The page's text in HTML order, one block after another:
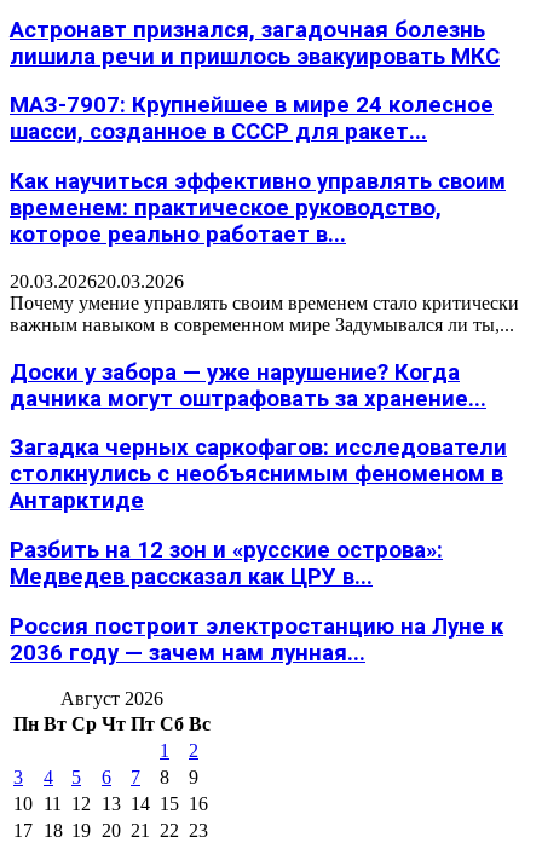
Астронавт признался, загадочная болезнь
лишила речи и пришлось эвакуировать МКС
МАЗ-7907: Крупнейшее в мире 24 колесное
шасси, созданное в СССР для ракет...
Как научиться эффективно управлять своим
временем: практическое руководство,
которое реально работает в...
20.03.202620.03.2026
Почему умение управлять своим временем стало критически
важным навыком в современном мире Задумывался ли ты,...
Доски у забора — уже нарушение? Когда
дачника могут оштрафовать за хранение...
Загадка черных саркофагов: исследователи
столкнулись с необъяснимым феноменом в
Антарктиде
Разбить на 12 зон и «русские острова»:
Медведев рассказал как ЦРУ в...
Россия построит электростанцию на Луне к
2036 году — зачем нам лунная...
Август 2026
Пн Вт Ср Чт Пт Сб Вс
1
2
3
4 5 6 7 8
9
10 11 12 13 14 15 16
17 18 19 20 21 22 23